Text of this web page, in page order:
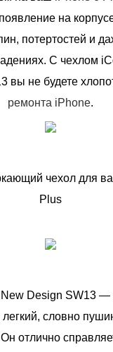
на
потертостей и
С чехлом
вы не будете
ремонта iPhone.
чехол для
Plus
Design SW13 —
легкий, словно
отлично